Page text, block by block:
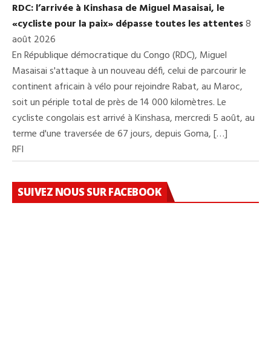
RDC: l’arrivée à Kinshasa de Miguel Masaisai, le
«cycliste pour la paix» dépasse toutes les attentes8
août 2026
En République démocratique du Congo (RDC), Miguel
Masaisai s'attaque à un nouveau défi, celui de parcourir le
continent africain à vélo pour rejoindre Rabat, au Maroc,
soit un périple total de près de 14 000 kilomètres. Le
cycliste congolais est arrivé à Kinshasa, mercredi 5 août, au
terme d'une traversée de 67 jours, depuis Goma, […]
RFI
SUIVEZ NOUS SUR FACEBOOK